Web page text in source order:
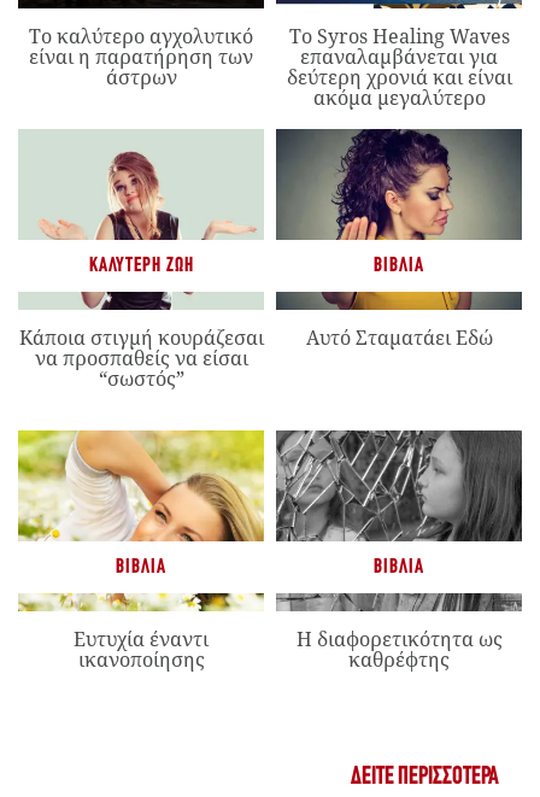
Το καλύτερο αγχολυτικό
είναι η παρατήρηση των
άστρων
Το Syros Healing Waves
επαναλαμβάνεται για
δεύτερη χρονιά και είναι
ακόμα μεγαλύτερο
ΚΑΛΎΤΕΡΗ ΖΩΉ
Κάποια στιγμή κουράζεσαι
να προσπαθείς να είσαι
“σωστός”
ΒΙΒΛΊΑ
Αυτό Σταματάει Εδώ
ΒΙΒΛΊΑ
Ευτυχία έναντι
ικανοποίησης
ΒΙΒΛΊΑ
Η διαφορετικότητα ως
καθρέφτης
ΔΕΊΤΕ ΠΕΡΙΣΣΌΤΕΡΑ